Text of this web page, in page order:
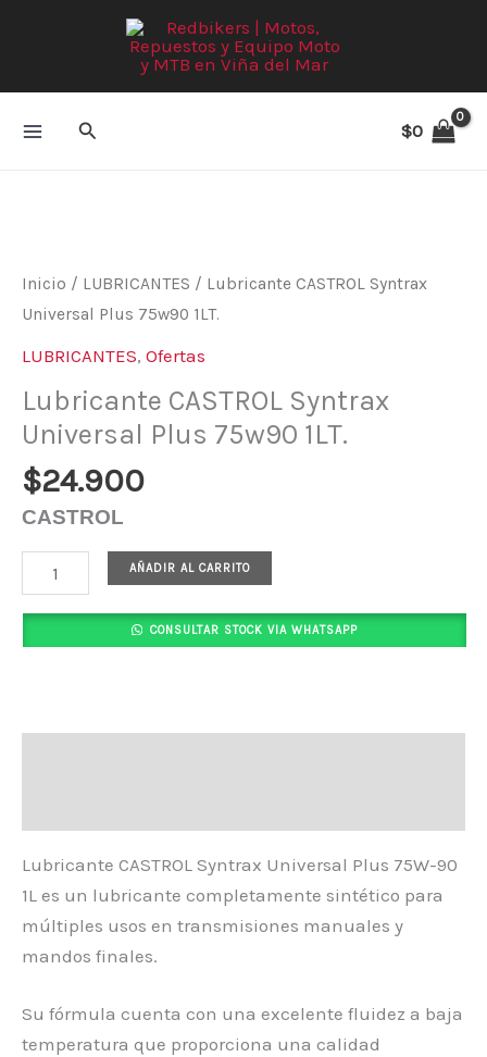
Buscar $0
Inicio / LUBRICANTES / Lubricante CASTROL Syntrax
Universal Plus 75w90 1LT.
LUBRICANTES, Ofertas
Lubricante CASTROL Syntrax
Universal Plus 75w90 1LT.
$24.900
CASTROL
Universal
Plus
1LT.
cantidad
AÑADIR AL CARRITO
CONSULTAR STOCK VIA WHATSAPP
Lubricante CASTROL Syntrax Universal Plus 75W-90
1L es un lubricante completamente sintético para
múltiples usos en transmisiones manuales y
mandos finales.
Su fórmula cuenta con una excelente fluidez a baja
temperatura que proporciona una calidad